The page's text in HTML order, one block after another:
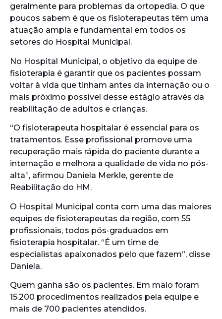
geralmente para problemas da ortopedia. O que
poucos sabem é que os fisioterapeutas têm uma
atuação ampla e fundamental em todos os
setores do Hospital Municipal.
No Hospital Municipal, o objetivo da equipe de
fisioterapia é garantir que os pacientes possam
voltar à vida que tinham antes da internação ou o
mais próximo possível desse estágio através da
reabilitação de adultos e crianças.
“O fisioterapeuta hospitalar é essencial para os
tratamentos. Esse profissional promove uma
recuperação mais rápida do paciente durante a
internação e melhora a qualidade de vida no pós-
alta”, afirmou Daniela Merkle, gerente de
Reabilitação do HM.
O Hospital Municipal conta com uma das maiores
equipes de fisioterapeutas da região, com 55
profissionais, todos pós-graduados em
fisioterapia hospitalar. “É um time de
especialistas apaixonados pelo que fazem”, disse
Daniela.
Quem ganha são os pacientes. Em maio foram
15.200 procedimentos realizados pela equipe e
mais de 700 pacientes atendidos.